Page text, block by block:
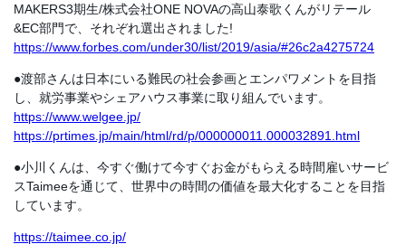
MAKERS3期生/株式会社ONE NOVAの高山泰歌くんがリテール
&EC部門で、それぞれ選出されました!
https://www.forbes.com/under30/list/2019/asia/#26c2a4275724
●渡部さんは日本にいる難民の社会参画とエンパワメントを目指
し、就労事業やシェアハウス事業に取り組んでいます。
https://www.welgee.jp/
https://prtimes.jp/main/html/rd/p/000000011.000032891.html
●小川くんは、今すぐ働けて今すぐお金がもらえる時間雇いサービ
スTaimeeを通じて、世界中の時間の価値を最大化することを目指
しています。
https://taimee.co.jp/